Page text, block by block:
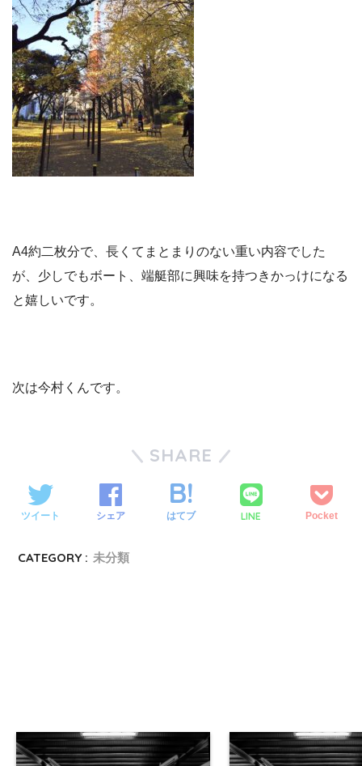
A4約二枚分で、長くてまとまりのない重い内容でした
が、少しでもボート、端艇部に興味を持つきかっけになる
と嬉しいです。
次は今村くんです。
SHARE
ツイート シェア はてブ LINE Pocket
CATEGORY : 未分類